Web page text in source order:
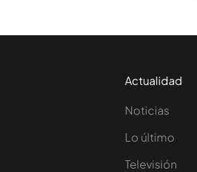
Actualidad
Noticias
Lo último
Televisión